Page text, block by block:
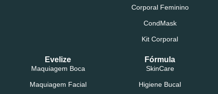
Corporal Feminino
CondMask
Kit Corporal
Evelize
Maquiagem Boca
Maquiagem Facial
Fórmula
SkinCare
Higiene Bucal